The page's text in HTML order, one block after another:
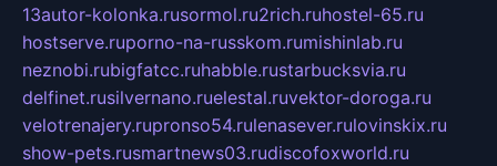
13autor-kolonka.rusormol.ru2rich.ruhostel-65.ru
hostserve.ruporno-na-russkom.rumishinlab.ru
neznobi.rubigfatcc.ruhabble.rustarbucksvia.ru
delfinet.rusilvernano.ruelestal.ruvektor-doroga.ru
velotrenajery.rupronso54.rulenasever.rulovinskix.ru
show-pets.rusmartnews03.rudiscofoxworld.ru